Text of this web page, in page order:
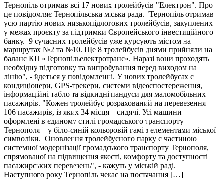
Тернопіль отримав всі 17 нових тролейбусів "Електрон". Про
це повідомляє Тернопільська міська рада. "Тернопіль отримав
усю партію нових низькопідлогових тролейбусів, закуплених
у межах проєкту за підтримки Європейського інвестиційного
банку. 9 сучасних тролейбусів уже курсують містом на
маршрутах №2 та №10. Ще 8 тролейбусів днями прийняли на
баланс КП «Тернопільелектротранс». Наразі вони проходять
необхідну підготовку та випробування перед виходом на
лінію", - йдеться у повідомленні. У нових тролейбусах є
кондиціонери, GPS-трекери, системи відеоспостереження,
інформаційні табло та відкидні пандуси для маломобільних
пасажирів. "Кожен тролейбус розрахований на перевезення
106 пасажирів, із яких 34 місця – сидячі. Усі машини
оформлені в єдиному стилі громадського транспорту
Тернополя – у біло-синій кольоровій гамі з елементами міської
символіки. Оновлення тролейбусного парку є частиною
системної модернізації громадського транспорту Тернополя,
спрямованої на підвищення якості, комфорту та доступності
пасажирських перевезень", - кажуть у міській раді.
Наступного року Тернопіль чекає на постачання […]